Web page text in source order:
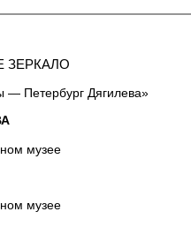
ЗЕРКАЛО
— Петербург Дягилева»
музее
музее